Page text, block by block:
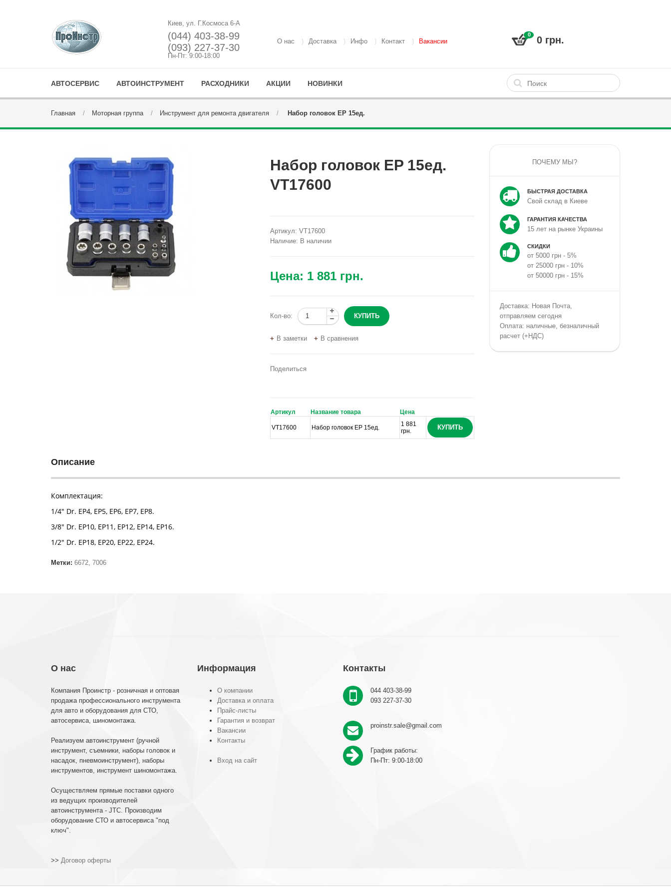
Киев, ул. Г.Космоса 6-А
(044) 403-38-99
(093) 227-37-30
Пн-Пт: 9:00-18:00
О нас Доставка Инфо Контакт Вакансии
0 0 грн.
АВТОСЕРВИС АВТОИНСТРУМЕНТ РАСХОДНИКИ АКЦИИ НОВИНКИ
Главная Моторная группа Инструмент для ремонта двигателя Набор головок EP 15ед.
Набор головок EP 15ед.
VT17600
Артикул: VT17600
Наличие: В наличии
Цена: 1 881 грн.
Кол-во:
В заметки В сравнения
Поделиться
Артикул Название товара Цена
VT17600 Набор головок EP 15ед.
1 881
грн.
КУПИТЬ
ПОЧЕМУ МЫ?
БЫСТРАЯ ДОСТАВКА
Свой склад в Киеве
ГАРАНТИЯ КАЧЕСТВА
15 лет на рынке Украины
СКИДКИ
от 5000 грн - 5%
от 25000 грн - 10%
от 50000 грн - 15%
Доставка: Новая Почта,
отправляем сегодня
Оплата: наличные, безналичный
расчет (+НДС)
Описание
Комплектация:
1/4" Dr. EP4, EP5, EP6, EP7, EP8.
3/8" Dr. EP10, EP11, EP12, EP14, EP16.
1/2" Dr. EP18, EP20, EP22, EP24.
Метки: 6672, 7006
О нас
Компания Проинстр - розничная и оптовая
продажа профессионального инструмента
для авто и оборудования для СТО,
автосервиса, шиномонтажа.
Реализуем автоинструмент (ручной
инструмент, съемники, наборы головок и
насадок, пневмоинструмент), наборы
инструментов, инструмент шиномонтажа.
Осуществляем прямые поставки одного
из ведущих производителей
автоинструмента - JTC. Производим
оборудование СТО и автосервиса "под
ключ".
>> Договор оферты
Информация
О компании
Доставка и оплата
Прайс-листы
Гарантия и возврат
Вакансии
Контакты
Вход на сайт
Контакты
044 403-38-99
093 227-37-30
proinstr.sale@gmail.com
График работы:
Пн-Пт: 9:00-18:00